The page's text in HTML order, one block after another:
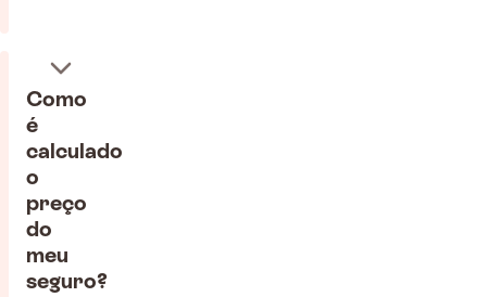
Como
é
calculado
o
preço
do
meu
seguro?